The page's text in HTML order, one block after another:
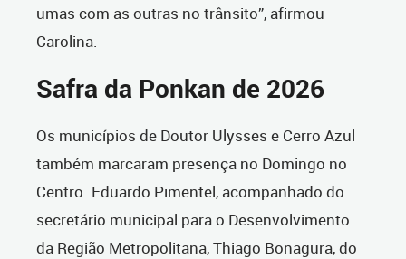
umas com as outras no trânsito”, afirmou
Carolina.
Safra da Ponkan de 2026
Os municípios de Doutor Ulysses e Cerro Azul
também marcaram presença no Domingo no
Centro. Eduardo Pimentel, acompanhado do
secretário municipal para o Desenvolvimento
da Região Metropolitana, Thiago Bonagura, do